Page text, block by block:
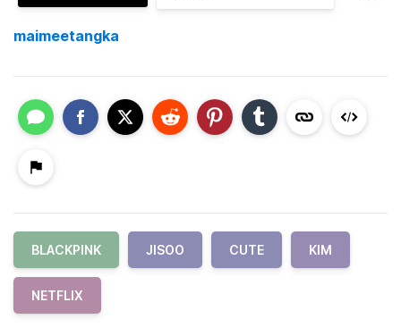
maimeetangka
BLACKPINK JISOO CUTE KIM
NETFLIX